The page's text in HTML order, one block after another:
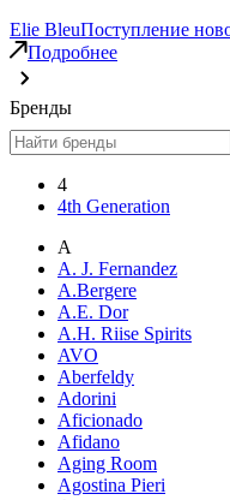
Elie BleuПоступление
Подробнее
Бренды
4
4th Generation
A
A. J. Fernandez
A.Bergere
A.E. Dor
A.H. Riise Spirits
AVO
Aberfeldy
Adorini
Aficionado
Afidano
Aging Room
Agostina Pieri